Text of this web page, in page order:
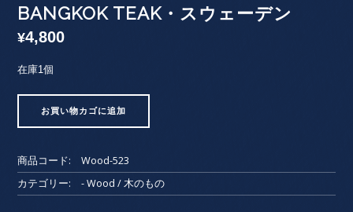
BANGKOK TEAK・スウェーデン
¥4,800
在庫1個
ト
レ
イ・
お買い物カゴに追加
商品コード:
Wood-523
カテゴリー:
- Wood / 木のもの